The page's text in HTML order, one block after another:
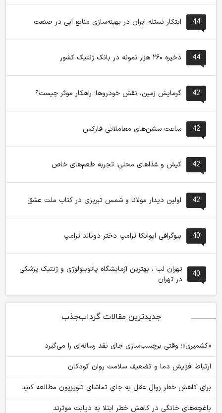
44 ابتکار نستله ایران در بهینه‌سازی منابع آبی در صنعت
44 ذخیره ۲۶۰ هزار نمونه در بانک ژنتیک کشور
42 گرمایش زمین، نقش خودروها؛ راهکار موثر چیست؟
42 ساعت سشن‌های معاملاتی فارکس
42 کیش و غذاهای محلی: تجربه طعم‌های خاص
42 اولین دیدار مولانا و شمس تبریزی در کتاب ملت عشق
40 بیوگرافی ایوانکا ترامپ دختر دونالد ترامپ
40
تهران لب ، بهترین آزمایشگاه پاتوبیولوژی و ژنتیک پزشکی
در تهران
جدیدترین مقالات گرداب‌جذب
«کشمیری»؛ وقتی برچسب‌سازی جای نقد رسانه‌ای را می‌گیرد
ارتباط افزایش دما و تضعیف سلامت روان کودکان
برای کاهش خطر زوال عقل به جای تماشای تلویزیون مطالعه کنید
باغچه‌های خانگی در کاهش خطر ابتلا به دیابت موثرند